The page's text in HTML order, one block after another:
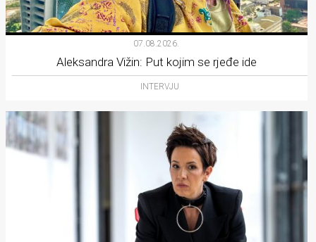
07.08.2026.
Aleksandra Vižin: Put kojim se rjeđe ide
INTERVJU